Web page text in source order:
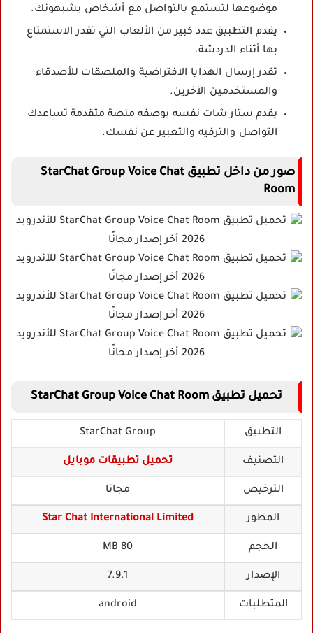
موضوعها لتستمع بالتواصل مع أشخاص يشبهونك.
يقدم التطبيق عدد كبير من الألعاب التي تقدر الاستمتاع
بها أثناء الدردشة.
تقدر إرسال الهدايا الافتراضية والملصقات للأصدقاء
والمستخدمين الآخرين.
يقدم ستار شات نفسه بوصفه منصة متقدمة تساعدك
التواصل والترفيه والتعبير عن نفسك.
صور من داخل تطبيق StarChat Group Voice Chat
Room
تحميل تطبيق StarChat Group Voice Chat Room
التطبيق StarChat Group
التصنيف تحميل تطبيقات موبايل
الترخيص مجانا
المطور Star Chat International Limited
الحجم 80 MB
الإصدار 7.9.1
المتطلبات android